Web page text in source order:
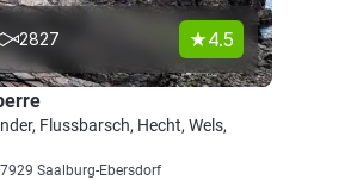
2827 4.5
Flussbarsch, Hecht, Wels,
Saalburg-Ebersdorf